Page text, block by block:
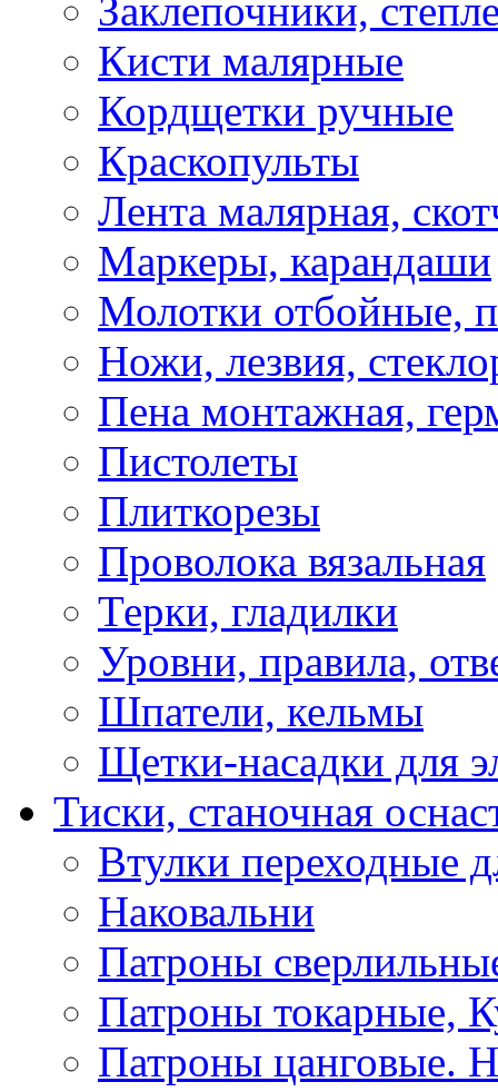
Заклепочники,
Кисти малярные
Кордщетки ручные
Краскопульты
Лента малярная,
Маркеры, карандаши
Молотки отбойные,
Ножи, лезвия,
Пена монтажная,
Пистолеты
Плиткорезы
Проволока вязальная
Терки, гладилки
Уровни, правила,
Шпатели, кельмы
Щетки-насадки для
Тиски, станочная
Втулки переходные
Наковальни
Патроны
Патроны токарные,
Патроны цанговые.